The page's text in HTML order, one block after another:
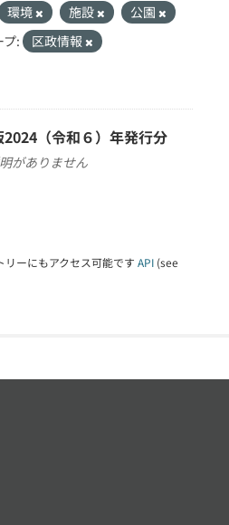
環境 施設
公園
プ:
区政情報
（令和６）年発行分
がありません
リーにもアクセス可能です API (see